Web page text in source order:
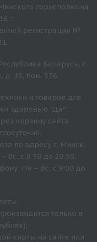
горисполкома
г.
регистрации №
Беларусь, г.
д. 18, пом. 376
и товаров для
здоровью "Да!".
корзину сайта
по адресу г. Минск,
Вс: с 8:30 до 20:30.
Пн – Вс: с 9:00 до
только в
карты на сайте или